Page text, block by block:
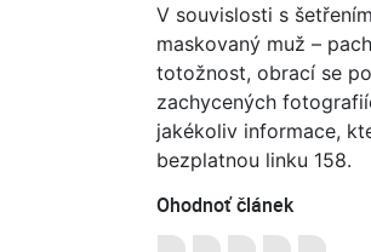
V souvislosti s
maskovaný muž –
totožnost, obrací se
zachycených
jakékoliv informace,
bezplatnou linku 158.
Ohodnoť článek